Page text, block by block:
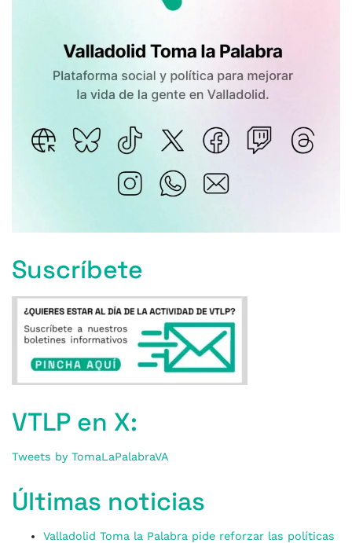
Suscríbete
VTLP en X:
Tweets by TomaLaPalabraVA
Últimas noticias
Valladolid Toma la Palabra pide reforzar las políticas